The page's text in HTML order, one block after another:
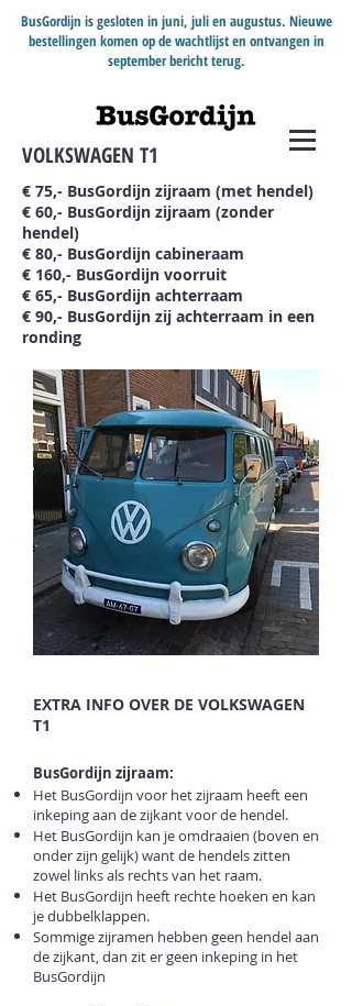
BusGordijn is gesloten in juni, juli en augustus. Nieuwe
bestellingen komen op de wachtlijst en ontvangen in
september bericht terug.
VOLKSWAGEN T1
€ 75,- BusGordijn zijraam (met hendel)
€ 60,- BusGordijn zijraam (zonder
hendel)
€ 80,- BusGordijn cabineraam
€ 160,- BusGordijn voorruit
€ 65,- BusGordijn achterraam
€ 90,- BusGordijn zij achterraam in een
ronding
EXTRA INFO OVER DE VOLKSWAGEN
T1
BusGordijn zijraam:
Het BusGordijn voor het zijraam heeft een
inkeping aan de zijkant voor de hendel.
Het BusGordijn kan je omdraaien (boven en
onder zijn gelijk) want de hendels zitten
zowel links als rechts van het raam.
Het BusGordijn heeft rechte hoeken en kan
je dubbelklappen.
Sommige zijramen hebben geen hendel aan
de zijkant, dan zit er geen inkeping in het
BusGordijn